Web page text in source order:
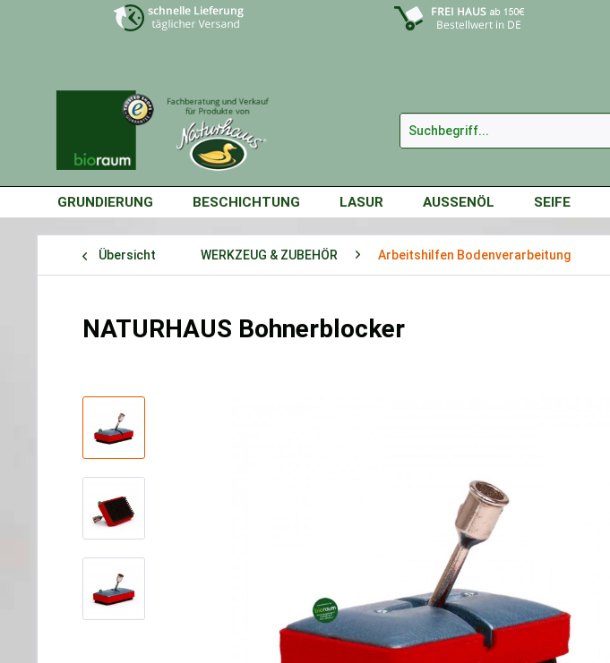
GRUNDIERUNG BESCHICHTUNG LASUR AUSSENÖL SEIFE
Übersicht WERKZEUG & ZUBEHÖR Arbeitshilfen Bodenverarbeitung
NATURHAUS Bohnerblocker